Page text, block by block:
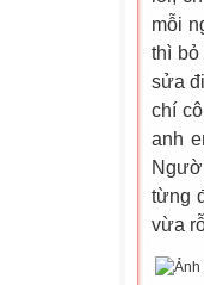
mỗi
thì
sửa
chí
anh
từng
vừa